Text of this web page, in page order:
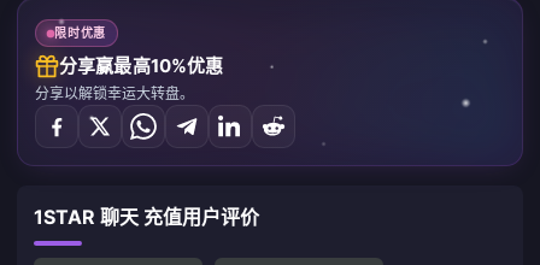
限时优惠
分享赢最高10%优惠
分享以解锁幸运大转盘。
1STAR 聊天 充值用户评价